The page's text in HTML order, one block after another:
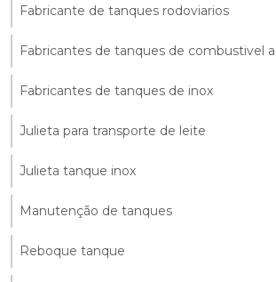
Fabricante de tanques rodoviarios
Fabricantes de tanques de combustivel
Fabricantes de tanques de inox
Julieta para transporte de leite
Julieta tanque inox
Manutenção de tanques
Reboque tanque